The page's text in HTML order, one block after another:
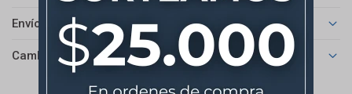
Envíos
Cambios y Devoluciones